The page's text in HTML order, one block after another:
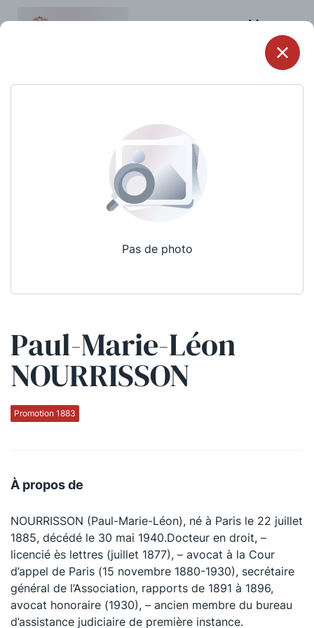
Menu
Pas de photo
Paul-Marie-Léon
NOURRISSON
Promotion 1883
À propos de
NOURRISSON (Paul-Marie-Léon), né à Paris le 22 juillet
1885, décédé le 30 mai 1940.Docteur en droit, –
licencié ès lettres (juillet 1877), – avocat à la Cour
d’appel de Paris (15 novembre 1880-1930), secrétaire
général de l’Association, rapports de 1891 à 1896,
avocat honoraire (1930), – ancien membre du bureau
d’assistance judiciaire de première instance.
Qui sommes-nous ?
La Conférence
La défense pénale
Le Concours de la Conférence
La Conférence Berryer
La Petite Conférence